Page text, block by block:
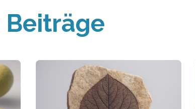
Beiträge